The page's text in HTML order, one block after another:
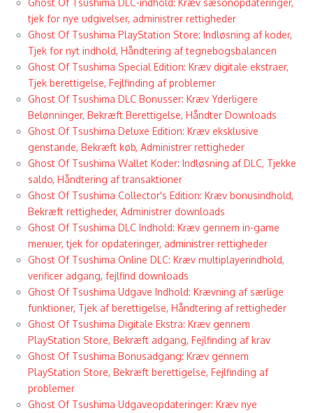
Ghost Of Tsushima DLC-indhold: Kræv sæsonopdateringer,
tjek for nye udgivelser, administrer rettigheder
Ghost Of Tsushima PlayStation Store: Indløsning af koder,
Tjek for nyt indhold, Håndtering af tegnebogsbalancen
Ghost Of Tsushima Special Edition: Kræv digitale ekstraer,
Tjek berettigelse, Fejlfinding af problemer
Ghost Of Tsushima DLC Bonusser: Kræv Yderligere
Belønninger, Bekræft Berettigelse, Håndter Downloads
Ghost Of Tsushima Deluxe Edition: Kræv eksklusive
genstande, Bekræft køb, Administrer rettigheder
Ghost Of Tsushima Wallet Koder: Indløsning af DLC, Tjekke
saldo, Håndtering af transaktioner
Ghost Of Tsushima Collector's Edition: Kræv bonusindhold,
Bekræft rettigheder, Administrer downloads
Ghost Of Tsushima DLC Indhold: Kræv gennem in-game
menuer, tjek for opdateringer, administrer rettigheder
Ghost Of Tsushima Online DLC: Kræv multiplayerindhold,
verificer adgang, fejlfind downloads
Ghost Of Tsushima Udgave Indhold: Krævning af særlige
funktioner, Tjek af berettigelse, Håndtering af rettigheder
Ghost Of Tsushima Digitale Ekstra: Kræv gennem
PlayStation Store, Bekræft adgang, Fejlfinding af krav
Ghost Of Tsushima Bonusadgang: Kræv gennem
PlayStation Store, Bekræft berettigelse, Fejlfinding af
problemer
Ghost Of Tsushima Udgaveopdateringer: Kræv nye